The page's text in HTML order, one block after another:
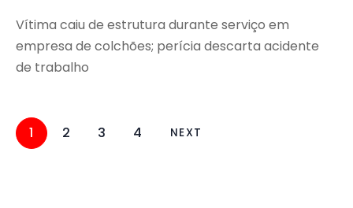
Vítima caiu de estrutura durante serviço em
empresa de colchões; perícia descarta acidente
de trabalho
1 2 3 4 NEXT